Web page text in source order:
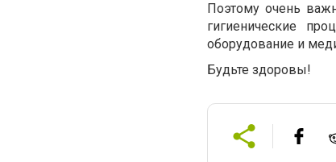
Поэтому очень
гигиенические
оборудование и
Будьте здоровы!